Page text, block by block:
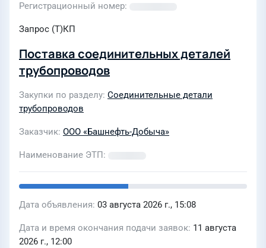
Регистрационный номер
Запрос (Т)КП
Поставка соединительных деталей
трубопроводов
Закупки по разделу Соединительные детали
трубопроводов
Заказчик ООО «Башнефть-Добыча»
Наименование ЭТП
Дата объявления 03 августа 2026 г., 15:08
Дата и время окончания подачи заявок 11 августа
2026 г., 12:00